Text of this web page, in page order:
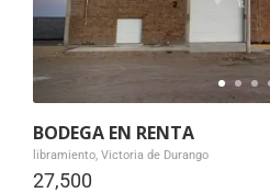
BODEGA EN RENTA
libramiento, Victoria de Durango
27,500